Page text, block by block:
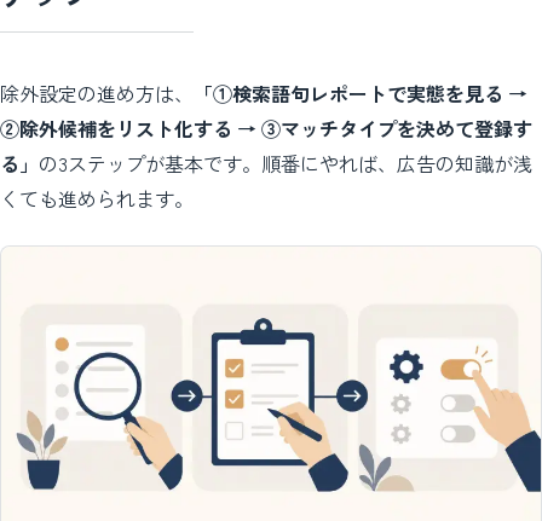
除外設定の進め方は、
「①検索語句レポートで実態を見る →
②除外候補をリスト化する → ③マッチタイプを決めて登録す
る」 の3ステップが基本です。順番にやれば、広告の知識が浅
くても進められます。